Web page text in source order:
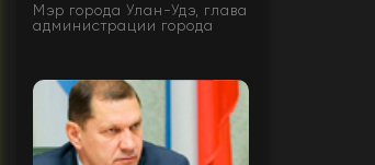
Мэр города Улан-Удэ, глава
администрации города